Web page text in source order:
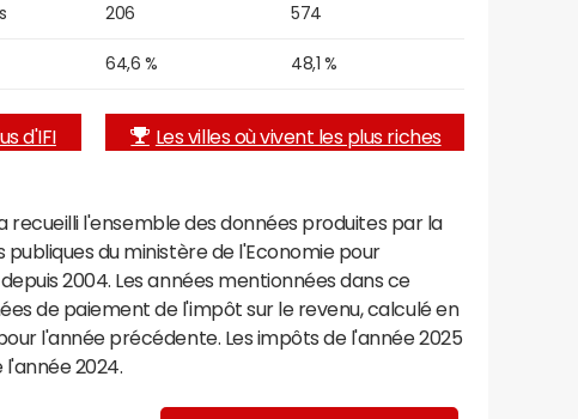
206 574
64,6 % 48,1 %
d'IFI Les villes où vivent les plus riches
recueilli l'ensemble des données produites par la
du ministère de l'Economie pour
2004. Les années mentionnées dans ce
de paiement de l'impôt sur le revenu, calculé en
l'année précédente. Les impôts de l'année 2025
2024.